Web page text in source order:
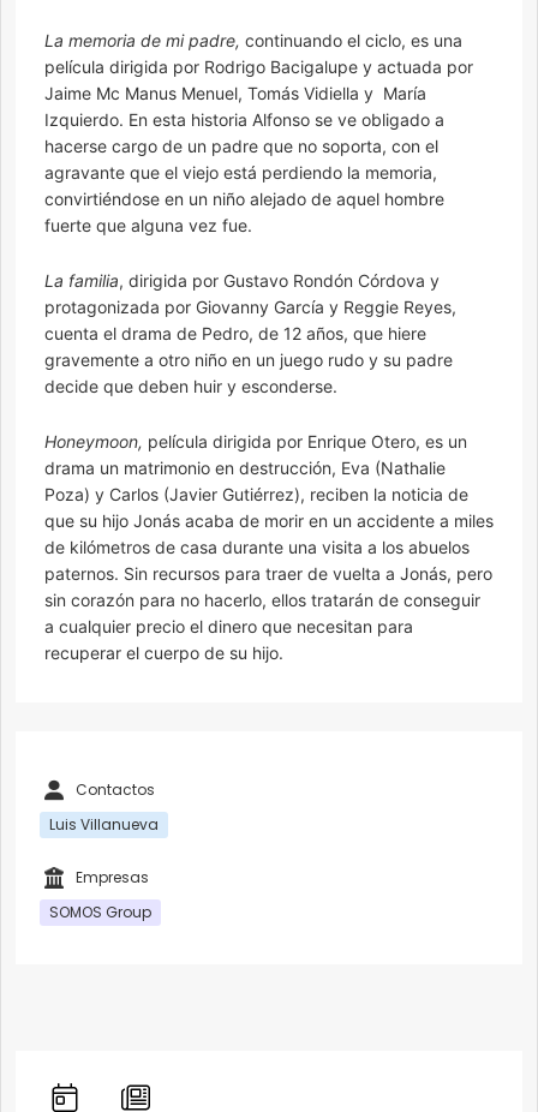
La memoria de mi padre, continuando el ciclo, es una
película dirigida por Rodrigo Bacigalupe y actuada por
Jaime Mc Manus Menuel, Tomás Vidiella y María
Izquierdo. En esta historia Alfonso se ve obligado a
hacerse cargo de un padre que no soporta, con el
agravante que el viejo está perdiendo la memoria,
convirtiéndose en un niño alejado de aquel hombre
fuerte que alguna vez fue.
La familia, dirigida por Gustavo Rondón Córdova y
protagonizada por Giovanny García y Reggie Reyes,
cuenta el drama de Pedro, de 12 años, que hiere
gravemente a otro niño en un juego rudo y su padre
decide que deben huir y esconderse.
Honeymoon, película dirigida por Enrique Otero, es un
drama un matrimonio en destrucción, Eva (Nathalie
Poza) y Carlos (Javier Gutiérrez), reciben la noticia de
que su hijo Jonás acaba de morir en un accidente a miles
de kilómetros de casa durante una visita a los abuelos
paternos. Sin recursos para traer de vuelta a Jonás, pero
sin corazón para no hacerlo, ellos tratarán de conseguir
a cualquier precio el dinero que necesitan para
recuperar el cuerpo de su hijo.
Contactos
Luis Villanueva
Empresas
SOMOS Group